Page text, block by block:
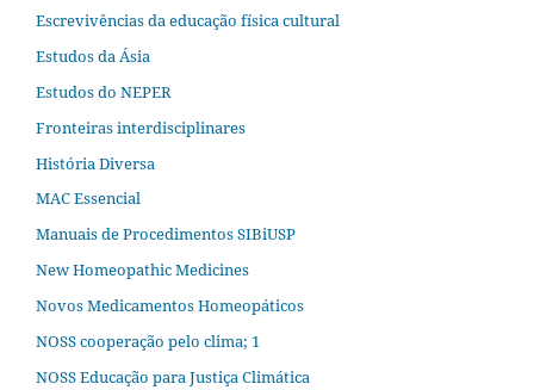
Escrevivências da educação física cultural
Estudos da Ásia​
Estudos do NEPER
Fronteiras interdisciplinares
História Diversa
MAC Essencial
Manuais de Procedimentos SIBiUSP
New Homeopathic Medicines
Novos Medicamentos Homeopáticos
NOSS cooperação pelo clima; 1
NOSS Educação para Justiça Climática